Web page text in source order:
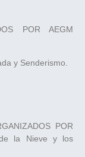
POR AEGM
y Senderismo.
POR
de la Nieve y los